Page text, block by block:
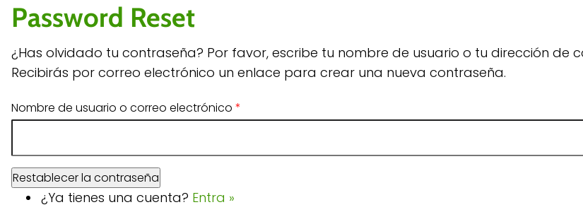
Password Reset
¿Has olvidado tu contraseña? Por favor, escribe tu nombre de usuario o tu dirección de
Recibirás por correo electrónico un enlace para crear una nueva contraseña.
Nombre de usuario o correo electrónico *
¿Ya tienes una cuenta? Entra »